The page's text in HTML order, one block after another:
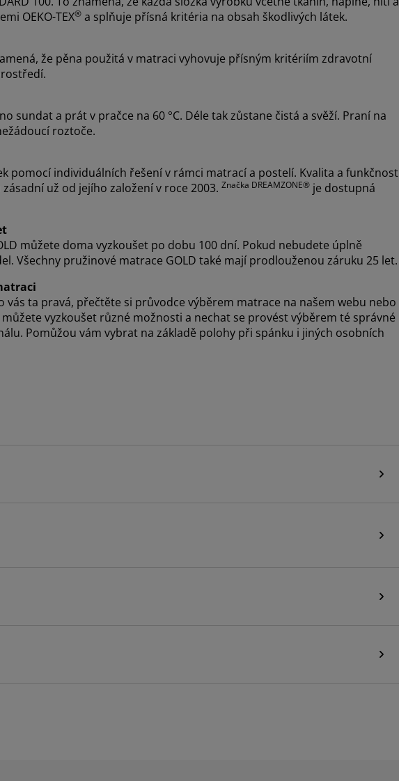
OEKO-TEX® a splňuje přísná kritéria na obsah škodlivých látek.
že pěna použitá v matraci vyhovuje přísným kritériím zdravotní
sundat a prát v pračce na 60 °C. Déle tak zůstane čistá a svěží. Praní na
roztoče.
pomocí individuálních řešení v rámci matrací a postelí. Kvalita a funkčnost
už od jejího založení v roce 2003. Značka DREAMZONE® je dostupná
můžete doma vyzkoušet po dobu 100 dní. Pokud nebudete úplně
Všechny pružinové matrace GOLD také mají prodlouženou záruku 25 let.
ta pravá, přečtěte si průvodce výběrem matrace na našem webu nebo
můžete vyzkoušet různé možnosti a nechat se provést výběrem té správné
Pomůžou vám vybrat na základě polohy při spánku i jiných osobních